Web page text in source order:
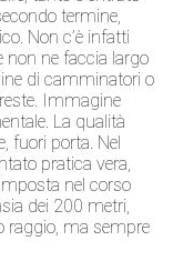
termine,
Non c’è infatti
non ne faccia largo
di camminatori o
Immagine
La qualità
fuori porta. Nel
pratica vera,
nel corso
dei 200 metri,
raggio, ma sempre